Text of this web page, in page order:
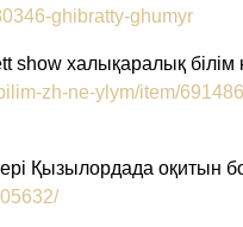
ghibratty-ghumyr
show халықаралық білім
zh-ne-ylym/item/
Қызылордада оқитын